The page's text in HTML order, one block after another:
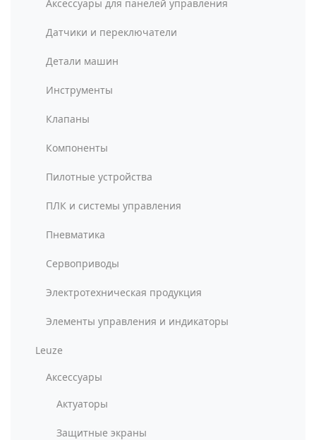
Аксессуары для панелей управления
Датчики и переключатели
Детали машин
Инструменты
Клапаны
Компоненты
Пилотные устройства
ПЛК и системы управления
Пневматика
Сервоприводы
Электротехническая продукция
Элементы управления и индикаторы
Leuze
Аксессуары
Актуаторы
Защитные экраны